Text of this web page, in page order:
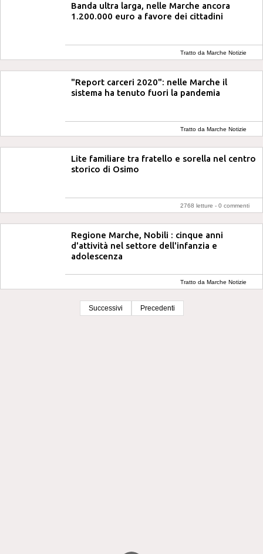
Banda ultra larga, nelle Marche ancora
1.200.000 euro a favore dei cittadini
Tratto da Marche Notizie
"Report carceri 2020": nelle Marche il
sistema ha tenuto fuori la pandemia
Tratto da Marche Notizie
Lite familiare tra fratello e sorella nel centro
storico di Osimo
2768 letture - 0 commenti
Regione Marche, Nobili : cinque anni
d'attività nel settore dell'infanzia e
adolescenza
Tratto da Marche Notizie
Successivi Precedenti